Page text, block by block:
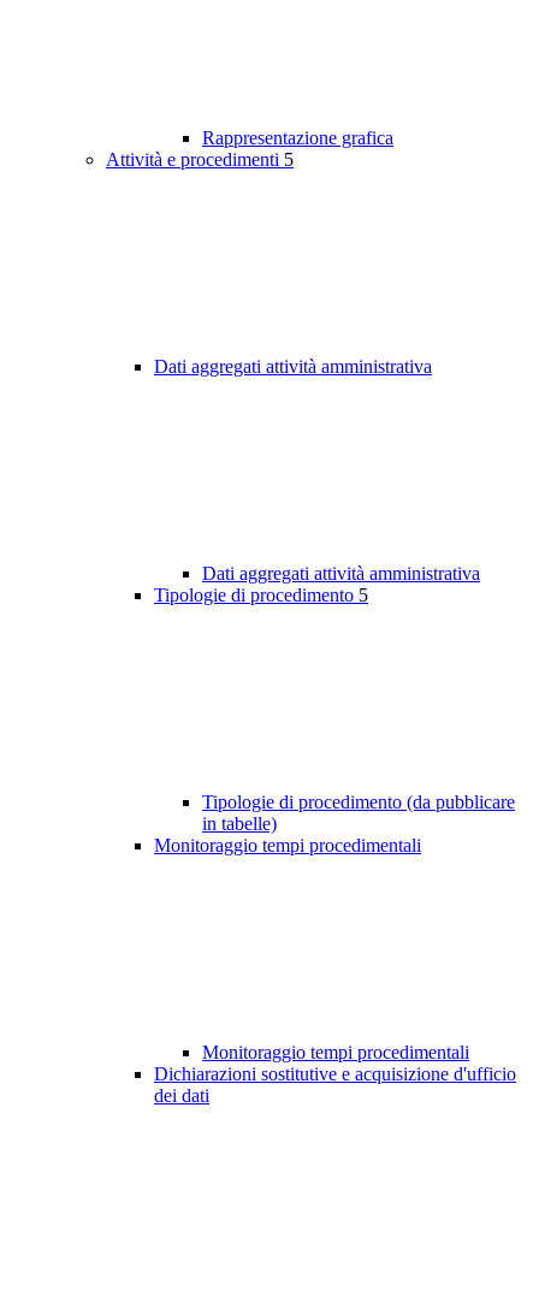
Rappresentazione grafica
Attività e procedimenti 5
Dati aggregati attività amministrativa
Dati aggregati attività amministrativa
Tipologie di procedimento 5
Tipologie di procedimento (da pubblicare
in tabelle)
Monitoraggio tempi procedimentali
Monitoraggio tempi procedimentali
Dichiarazioni sostitutive e acquisizione d'ufficio
dei dati